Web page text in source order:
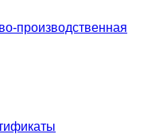
производственная